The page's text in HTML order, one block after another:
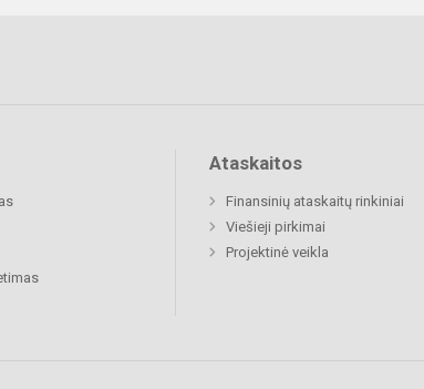
Ataskaitos
Finansinių ataskaitų rinkiniai
Viešieji pirkimai
Projektinė veikla